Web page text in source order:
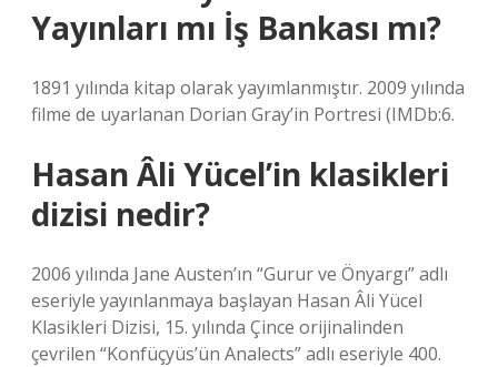
Yayınları mı İş Bankası mı?
1891 yılında kitap olarak yayımlanmıştır. 2009 yılında
filme de uyarlanan Dorian Gray’in Portresi (IMDb:6.
Hasan Âli Yücel’in klasikleri
dizisi nedir?
2006 yılında Jane Austen’ın “Gurur ve Önyargı” adlı
eseriyle yayınlanmaya başlayan Hasan Âli Yücel
Klasikleri Dizisi, 15. yılında Çince orijinalinden
çevrilen “Konfüçyüs’ün Analects” adlı eseriyle 400.